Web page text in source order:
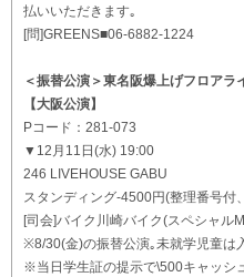
払いいただきます｡
[問]GREENS■06-6882-1224
＜振替公演＞東名阪爆上げフロア
【大阪公演】
Pコード：281-073
▼12月11日(水) 19:00
246 LIVEHOUSE GABU
スタンディング-4500円(整理番号付
[司会]バイク川崎バイク(スペシャル
※8/30(金)の振替公演｡未就学児童は
※当日学生証の提示で\500キャッシ